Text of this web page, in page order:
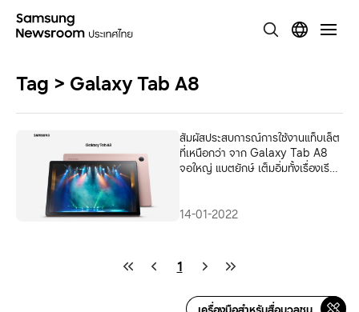
Tag > Galaxy Tab A8
สัมผัสประสบการณ์การใช้งานแท็บเล็ต
ที่เหนือกว่า จาก Galaxy Tab A8
จอใหญ่ แบตยักษ์ เต็มอิ่มทั้งเรื่องเรียน
14-01-2022
1
เครื่องมือสำหรับสื่อมวลชน